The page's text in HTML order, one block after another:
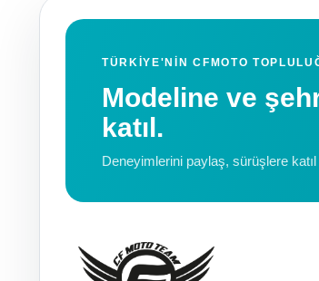
TÜRKIYE'NIN CFMOTO
Modeline ve
katıl.
Deneyimlerini paylaş, sürüşlere